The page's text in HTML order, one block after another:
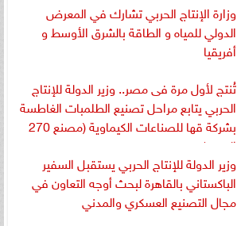
وزارة الإنتاج الحربي تشارك في المعرض
الدولي للمياه و الطاقة بالشرق الأوسط و
أفريقيا
تُنتج لأول مرة فى مصر.. وزير الدولة للإنتاج
الحربي يتابع مراحل تصنيع الطلمبات الغاطسة
بشركة قها للصناعات الكيماوية (مصنع 270
الحربي)
وزير الدولة للإنتاج الحربي يستقبل السفير
الباكستاني بالقاهرة لبحث أوجه التعاون في
مجال التصنيع العسكري والمدني